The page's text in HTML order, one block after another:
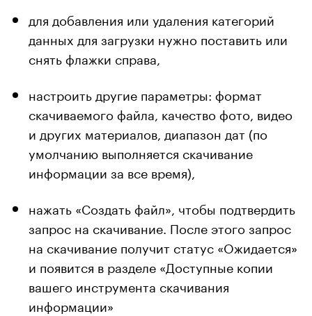
для добавления или удаления категорий
данных для загрузки нужно поставить или
снять флажки справа,
настроить другие параметры: формат
скачиваемого файла, качество фото, видео
и других материалов, диапазон дат (по
умолчанию выполняется скачивание
информации за все время),
нажать «Создать файл», чтобы подтвердить
запрос на скачивание. После этого запрос
на скачивание получит статус «Ожидается»
и появится в разделе «Доступные копии
вашего инструмента скачивания
информации»